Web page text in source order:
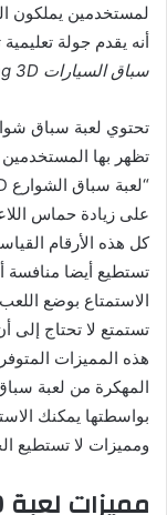
لمستخدمين يملكون
أنه يقدم جولة
سباق السيارات Street Racing 3D
تحتوي لعبة سباق
تظهر بها المستخدمين
على زيادة حماس
كل هذه الأرقام
تستطيع أيضا
الاستمتاع بوضع
تستمتع لا تحتاج
هذه المميزات
بواسطتها يمكنك
ومميزات لا تستطيع